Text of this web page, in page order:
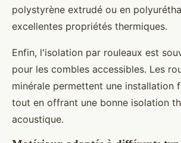
polystyrène extrudé ou en
excellentes propriétés thermiques.
Enfin, l'isolation par rouleaux est
pour les combles accessibles. Les
minérale permettent une installation
tout en offrant une bonne isolation
acoustique.